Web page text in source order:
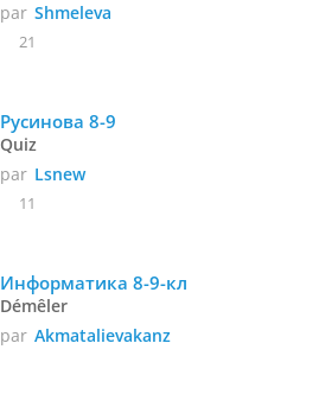
par Shmeleva
21
Русинова 8-9
Quiz
par Lsnew
11
Информатика 8-9-кл
Démêler
par Akmatalievakanz